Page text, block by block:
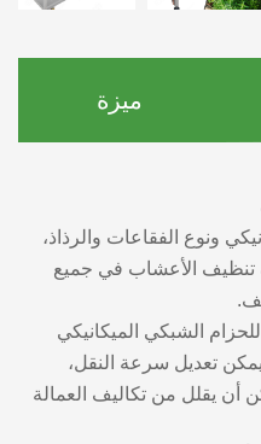
ميزة
ونوع الفقاعات والرذاذ،
تنظيف الأعشاب في جميع
الشبكي الميكانيكي
تعديل سرعة النقل،
أن يقلل من تكاليف العمالة